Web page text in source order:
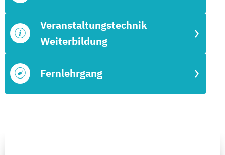
Fernlehrgang
Veranstaltungstechnik
Weiterbildung